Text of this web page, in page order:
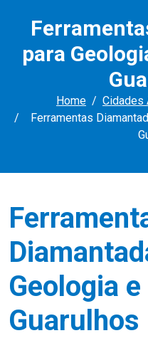
para
Home Cidades
Ferramentas
Geologia
Guarulhos